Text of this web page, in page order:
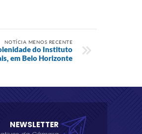
NOTÍCIA MENOS RECENTE
do Instituto
em Belo Horizonte
NEWSLETTER